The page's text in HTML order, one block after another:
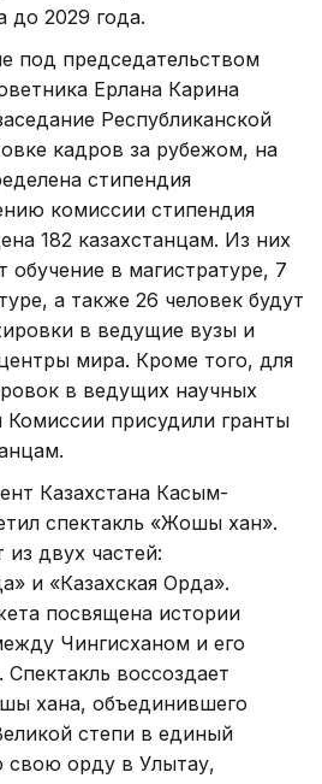
до 2029 года.
под председательством
Ерлана Карина
Республиканской
кадров за рубежом, на
стипендия
комиссии стипендия
182 казахстанцам. Из них
обучение в магистратуре, 7
а также 26 человек будут
в ведущие вузы и
мира. Кроме того, для
в ведущих научных
присудили гранты
Казахстана Касым-
спектакль «Жошы хан».
из двух частей:
и «Казахская Орда».
посвящена истории
Чингисханом и его
воссоздает
хана, объединившего
степи в единый
свою орду в Улытау,